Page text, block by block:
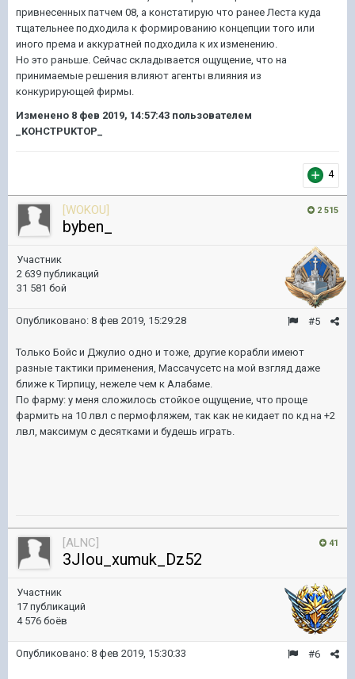
привнесенных патчем 08, а констатирую что ранее Леста куда
тщательнее подходила к формированию концепции того или
иного према и аккуратней подходила к их изменению.
Но это раньше. Сейчас складывается ощущение, что на
принимаемые решения влияют агенты влияния из
конкурирующей фирмы.
Изменено 8 фев 2019, 14:57:43 пользователем
_KOHCTPUKTOP_
4
2 515
[WOKOU]
byben_
Участник
2 639 публикаций
31 581 бой
#5
Опубликовано: 8 фев 2019, 15:29:28
Только Бойс и Джулио одно и тоже, другие корабли имеют
разные тактики применения, Массачусетс на мой взгляд даже
ближе к Тирпицу, нежеле чем к Алабаме.
По фарму: у меня сложилось стойкое ощущение, что проще
фармить на 10 лвл с пермофляжем, так как не кидает по кд на +2
лвл, максимум с десятками и будешь играть.
41
[ALNC]
3JIou_xumuk_Dz52
Участник
17 публикаций
4 576 боёв
#6
Опубликовано: 8 фев 2019, 15:30:33